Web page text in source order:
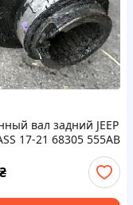
вал задний JEEP
17-21 68305 555AB
₴